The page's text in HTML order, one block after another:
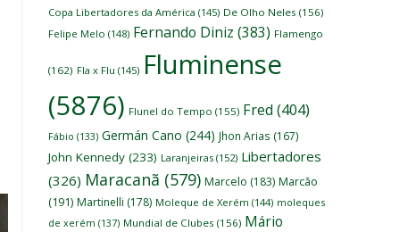
Copa Libertadores da América (145) De Olho Neles (156)
Felipe Melo (148) Fernando Diniz (383) Flamengo
(162) Fla x Flu (145) Fluminense
(5876) Flunel do Tempo (155) Fred (404)
Fábio (133) Germán Cano (244) Jhon Arias (167)
John Kennedy (233) Laranjeiras (152) Libertadores
(326) Maracanã (579) Marcelo (183) Marcão
(191) Martinelli (178) Moleque de Xerém (144) moleques
de xerém (137) Mundial de Clubes (156) Mário